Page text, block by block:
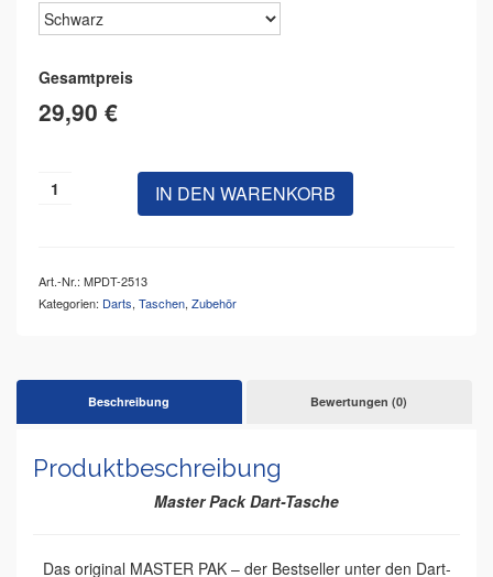
Gesamtpreis
29,90 €
IN DEN WARENKORB
Art.-Nr.: MPDT-2513
Kategorien: Darts, Taschen, Zubehör
Beschreibung Bewertungen (0)
Produktbeschreibung
Master Pack Dart-Tasche
Das original MASTER PAK – der Bestseller unter den Dart-